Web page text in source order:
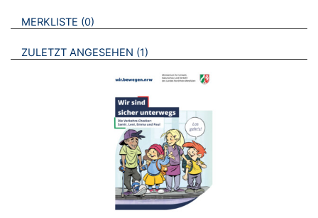
VERWEISE AUF VERMERKTE- ODER ZULETZT ANGESEHENE
MERKLISTE 0 BROSCHÜREN
ZULETZT ANGESEHEN 1 BROSCHÜREN